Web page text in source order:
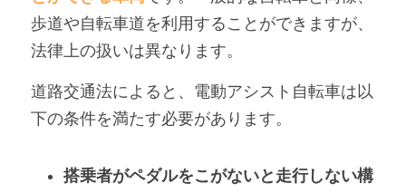
歩道や自転車道を利用することができますが、
法律上の扱いは異なります。
道路交通法によると、電動アシスト自転車は以
下の条件を満たす必要があります。
搭乗者がペダルをこがないと走行しない構